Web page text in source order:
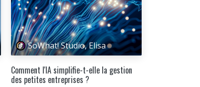
SoWhat! Studio, Elisa
Comment l'IA simplifie-t-elle la gestion
des petites entreprises ?